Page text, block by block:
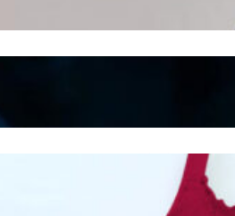
Kepribadian
Mengintip Kepribadian
Wanita Dari Warna Bra